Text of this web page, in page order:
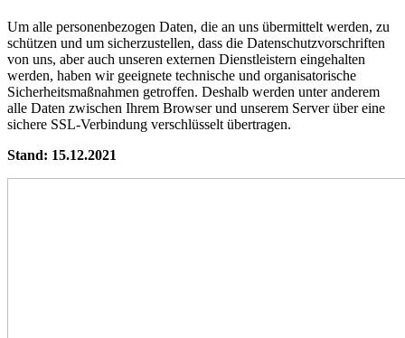
Um alle personenbezogen Daten, die an uns übermittelt werden, zu
schützen und um sicherzustellen, dass die Datenschutzvorschriften
von uns, aber auch unseren externen Dienstleistern eingehalten
werden, haben wir geeignete technische und organisatorische
Sicherheitsmaßnahmen getroffen. Deshalb werden unter anderem
alle Daten zwischen Ihrem Browser und unserem Server über eine
sichere SSL-Verbindung verschlüsselt übertragen.
Stand: 15.12.2021